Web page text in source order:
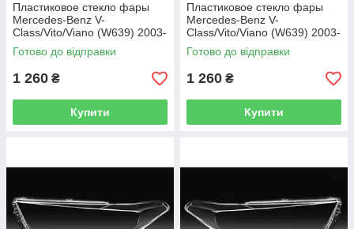
Пластиковое стекло фары
Mercedes-Benz V-
Class/Vito/Viano (W639) 2003-
2010 левое (водительское)
Готово до відправки
1 260 ₴
Купити
Пластиковое стекло фары
Mercedes-Benz V-
Class/Vito/Viano (W639) 2003-
2010 правое (пассажирское)
Готово до відправки
1 260 ₴
Купити